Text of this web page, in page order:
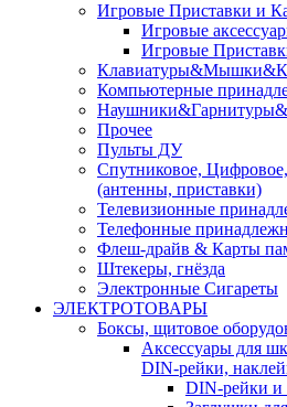
Игровые Приставки и
Игровые
Игровые
Компьютерные
Прочее
Пульты ДУ
Спутниковое,
(антенны, приставки)
Телевизионные
Телефонные
Флеш-драйв & Карты
Штекеры, гнёзда
Электронные Сигареты
ЭЛЕКТРОТОВАРЫ
Боксы, щитовое
Аксессуары для
DIN-рейки,
DIN-рейки